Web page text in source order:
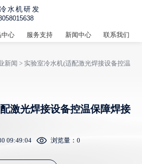
水机研发
中心 服务支持 新闻中心 联系我们
新闻 > 实验室冷水机(适配激光焊接设备控温
激光焊接设备控温保障焊接
09:49:04 浏览量： 0